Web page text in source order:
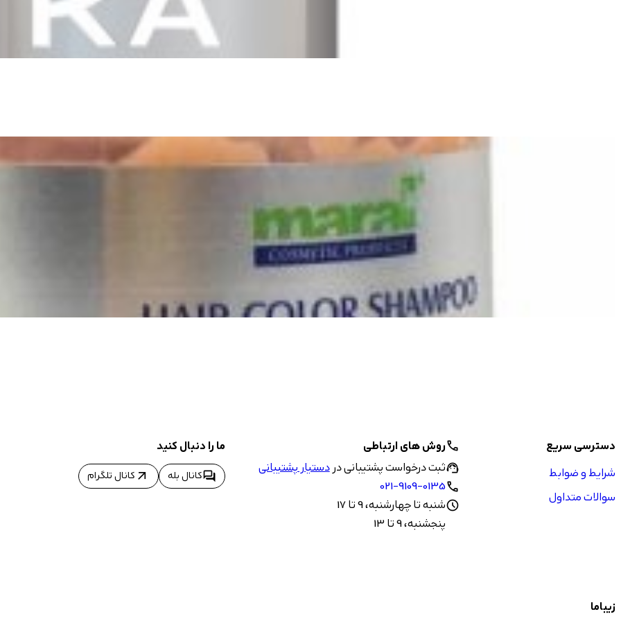
دسترسی سریع
شرایط و ضوابط
سوالات متداول
callروش های ارتباطی
support_agentثبت درخواست پشتیبانی دردستیار پشتیبانی
call
021-9109-0135
scheduleشنبه تا چهارشنبه، 9 تا 17
پنجشنبه، 9 تا 13
ما را دنبال کنید
forumکانال بله arrow_outward کانال تلگرام
زیباما